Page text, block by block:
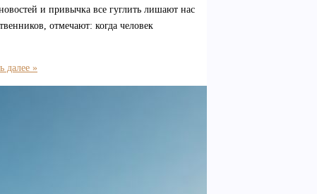
и привычка все гуглить лишают нас
отмечают: когда человек
далее »